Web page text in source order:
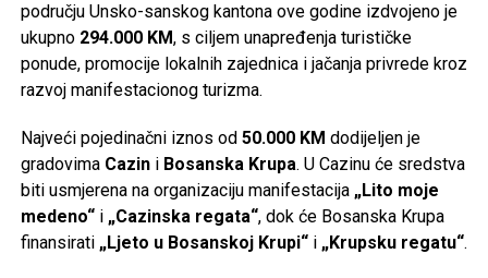
području Unsko-sanskog kantona ove godine izdvojeno je
ukupno 294.000 KM, s ciljem unapređenja turističke
ponude, promocije lokalnih zajednica i jačanja privrede kroz
razvoj manifestacionog turizma.
Najveći pojedinačni iznos od 50.000 KM dodijeljen je
gradovima Cazini Bosanska Krupa. U Cazinu će sredstva
biti usmjerena na organizaciju manifestacija „Lito moje
medeno“i „Cazinska regata“, dok će Bosanska Krupa
finansirati „Ljeto u Bosanskoj Krupi“i „Krupsku regatu“.